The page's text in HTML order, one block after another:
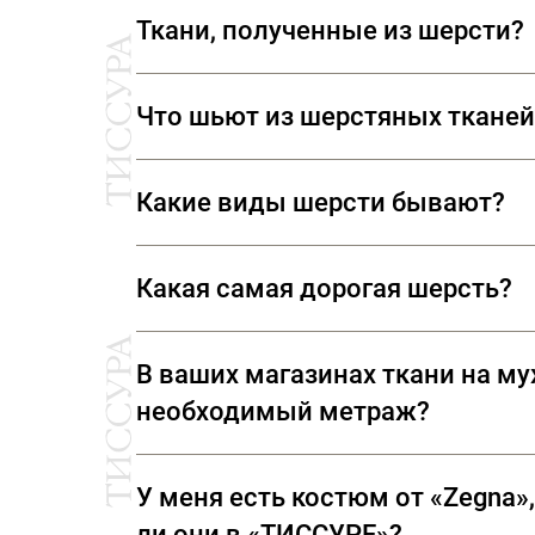
Ткани, полученные из шерсти?
Что шьют из шерстяных
Какие виды шерсти бывают?
и шерсть викуньи.
Какая самая дорогая шерсть?
Шерсть викуньи получают из
высокогорья. Ткань из шерсти
только самой дорогой, но и одной
В ваших магазинах ткани на
необходимый метраж?
необходимый метраж.
У меня есть костюм от